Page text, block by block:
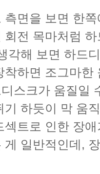
측면을 보면 한
회전 목마처럼
각해 보면 하드
착하면 조그마한
스크가 움질일
기 하듯이 막 움
섹트로 인한 장
게 일반적인데,